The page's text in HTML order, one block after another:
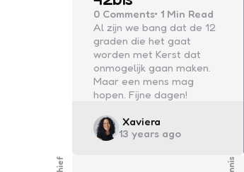
0 Comments 1 Min Read
Al zijn we bang dat de 12
graden die het gaat
worden met Kerst dat
onmogelijk gaan maken.
Maar een mens mag
hopen. Fijne dagen!
Posted
by
Xaviera
13 years ago